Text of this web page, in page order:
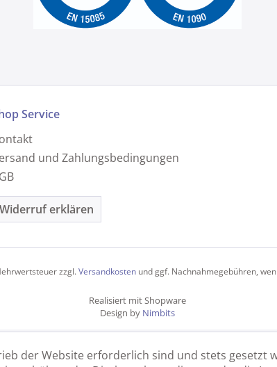
Service
und Zahlungsbedingungen
Widerruf erklären
zzgl.Versandkostenund ggf. Nachnahmegebühren,
Realisiert mit Shopware
Design by Nimbits
der Website erforderlich sind und stets gesetzt